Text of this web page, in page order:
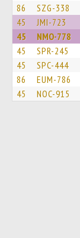
86 SZG-338
45 JMI-723
45 NMO-778
45 SPR-245
45 SPC-444
86 EUM-786
45 NOC-915